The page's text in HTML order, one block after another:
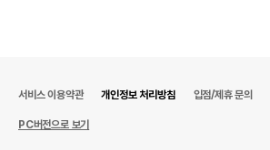
서비스 이용약관 개인정보 처리방침 입점/제휴 문의
PC버전으로 보기